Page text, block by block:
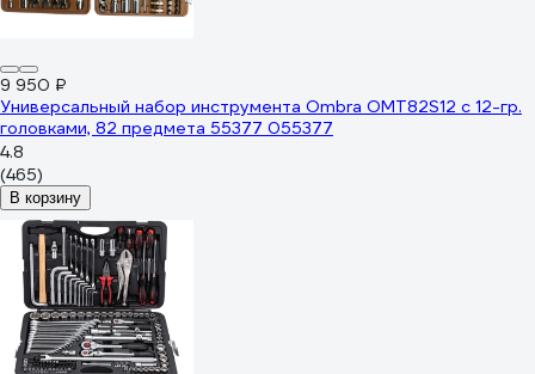
9 950 ₽
Универсальный набор инструмента Ombra OMT82S12 с 12-гр.
головками, 82 предмета 55377 055377
4.8
(465)
В корзину